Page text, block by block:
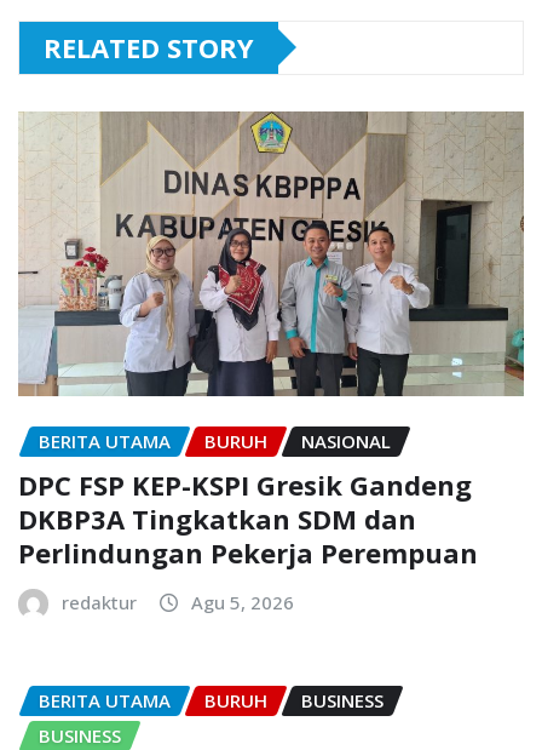
RELATED STORY
BERITA UTAMA BURUH NASIONAL
DPC FSP KEP-KSPI Gresik Gandeng
DKBP3A Tingkatkan SDM dan
Perlindungan Pekerja Perempuan
redaktur Agu 5, 2026
BERITA UTAMA BURUH
BUSINESS
BUSINESS